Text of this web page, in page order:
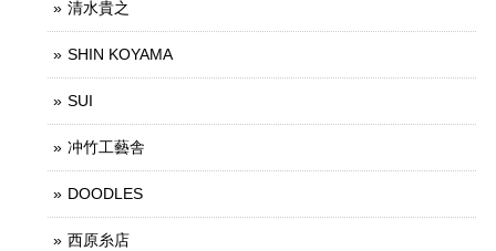
清水貴之
SHIN KOYAMA
SUI
冲竹工藝舎
DOODLES
西原糸店